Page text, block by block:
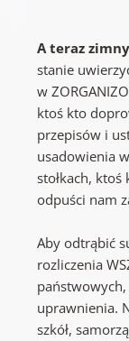
A teraz
stanie
w
ktoś kto
przepisów i
usadowienia
stołkach, ktoś
odpuści nam
Aby odtrąbić
rozliczenia
uprawnienia.
szkół,